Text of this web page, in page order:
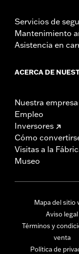
Servicios de
Mantenimiento
Asistencia en
ACERCA DE
Nuestra empresa
Empleo
Inversores
Cómo
Visitas a la
Museo
Mapa del sitio
Aviso legal
Términos y
venta
Política de